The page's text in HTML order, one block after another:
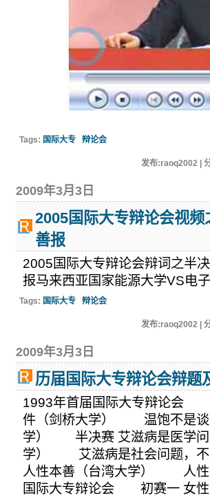
Tags: 国际大专 辩论会
发布:raoq2002 |
2009年3月3日
2005国际大专辩论会视
善报
2005国际大专辩论会辩词之半
报马来西亚国家能源大学VS电
Tags: 国际大专 辩论会
发布:raoq2002 |
2009年3月3日
历届国际大专辩论会辩题
1993年首届国际大专辩论会
件（剑桥大学） 温饱不是谈
学） 半决赛 艾滋病是医学问
学） 艾滋病是社会问题，
人性本善（台湾大学） 人
国际大专辩论会 初赛一 女